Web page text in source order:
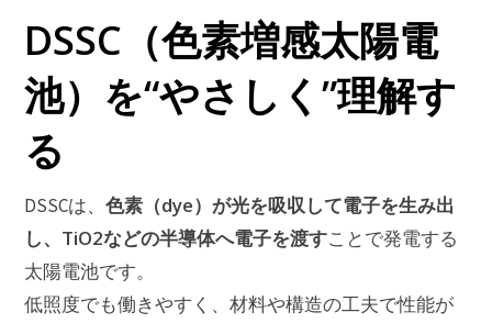
DSSC（色素増感太陽電
池）を“やさしく”理解す
る
DSSCは、 色素（dye）が光を吸収して電子を生み出
し、TiO2などの半導体へ電子を渡すことで発電する
太陽電池です。
低照度でも働きやすく、材料や構造の工夫で性能が